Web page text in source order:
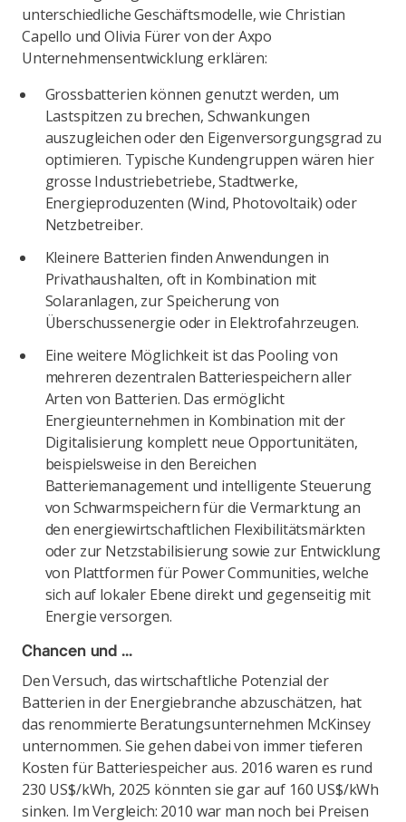
unterschiedliche Geschäftsmodelle, wie Christian
Capello und Olivia Fürer von der Axpo
Unternehmensentwicklung erklären:
Grossbatterien können genutzt werden, um
Lastspitzen zu brechen, Schwankungen
auszugleichen oder den Eigenversorgungsgrad zu
optimieren. Typische Kundengruppen wären hier
grosse Industriebetriebe, Stadtwerke,
Energieproduzenten (Wind, Photovoltaik) oder
Netzbetreiber.
Kleinere Batterien finden Anwendungen in
Privathaushalten, oft in Kombination mit
Solaranlagen, zur Speicherung von
Überschussenergie oder in Elektrofahrzeugen.
Eine weitere Möglichkeit ist das Pooling von
mehreren dezentralen Batteriespeichern aller
Arten von Batterien. Das ermöglicht
Energieunternehmen in Kombination mit der
Digitalisierung komplett neue Opportunitäten,
beispielsweise in den Bereichen
Batteriemanagement und intelligente Steuerung
von Schwarmspeichern für die Vermarktung an
den energiewirtschaftlichen Flexibilitätsmärkten
oder zur Netzstabilisierung sowie zur Entwicklung
von Plattformen für Power Communities, welche
sich auf lokaler Ebene direkt und gegenseitig mit
Energie versorgen.
Chancen und …
Den Versuch, das wirtschaftliche Potenzial der
Batterien in der Energiebranche abzuschätzen, hat
das renommierte Beratungsunternehmen McKinsey
unternommen. Sie gehen dabei von immer tieferen
Kosten für Batteriespeicher aus. 2016 waren es rund
230 US$/kWh, 2025 könnten sie gar auf 160 US$/kWh
sinken. Im Vergleich: 2010 war man noch bei Preisen